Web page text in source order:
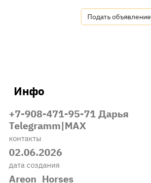
Подать объявление
Инфо
+7-908-471-95-71 Дарья
Telegramm|MAX
контакты
02.06.2026
дата создания
Areon_Horses